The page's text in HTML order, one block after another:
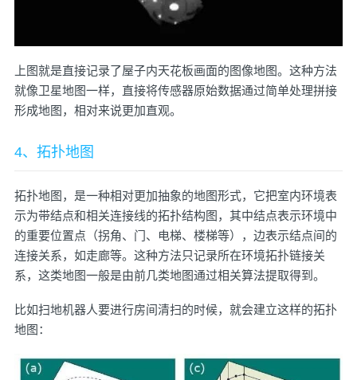
上图就是直接记录了屋子内天花板画面的图像地图。这种方法
就像卫星地图一样，直接将传感器原始数据通过简单处理拼接
形成地图，相对来说更加直观。
4、拓扑地图
拓扑地图，是一种相对更加抽象的地图形式，它把室内环境表
示为带结点和相关连接线的拓扑结构图，其中结点表示环境中
的重要位置点（拐角、门、电梯、楼梯等），边表示结点间的
连接关系，如走廊等。这种方法只记录所在环境拓扑链接关
系，这类地图一般是由前几类地图通过相关算法提取得到。
比如扫地机器人要进行房间清扫的时候，就会建立这样的拓扑
地图：